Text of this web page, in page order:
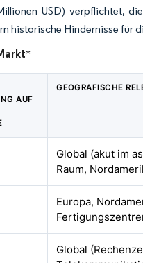
USD) verpflichtet,
historische Hindernisse für
*
AUF
GEOGRAFISCHE
Global (akut im
Raum,
Europa,
Global